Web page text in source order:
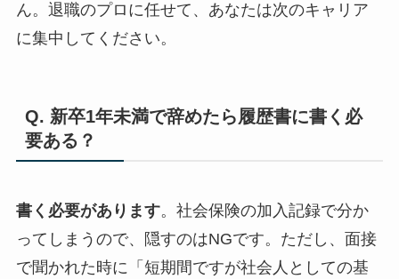
ん。退職のプロに任せて、あなたは次のキャリア
に集中してください。
Q. 新卒1年未満で辞めたら履歴書に書く必
要ある？
書く必要があります。社会保険の加入記録で分か
ってしまうので、隠すのはNGです。ただし、面接
で聞かれた時に「短期間ですが社会人としての基